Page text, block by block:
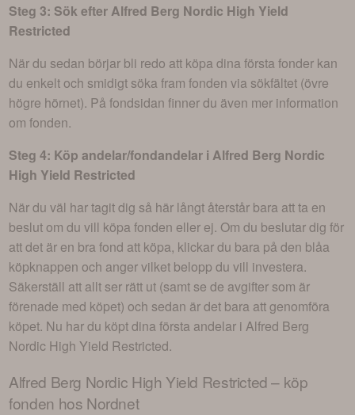
Steg 3: Sök efterAlfred Berg Nordic High Yield
Restricted
När du sedan börjar bli redo att köpa dina första fonder kan
du enkelt och smidigt söka fram fonden via sökfältet (övre
högre hörnet). På fondsidan finner du även mer information
om fonden.
Steg 4: Köp andelar/fondandelar iAlfred Berg Nordic
High Yield Restricted
När du väl har tagit dig så här långt återstår bara att ta en
beslut om du vill köpa fonden eller ej. Om du beslutar dig för
att det är en bra fond att köpa, klickar du bara på den blåa
köpknappen och anger vilket belopp du vill investera.
Säkerställ att allt ser rätt ut (samt se de avgifter som är
förenade med köpet) och sedan är det bara att genomföra
köpet. Nu har du köpt dina första andelar iAlfred Berg
Nordic High Yield Restricted.
Alfred Berg Nordic High Yield Restricted– köp
fonden hos Nordnet